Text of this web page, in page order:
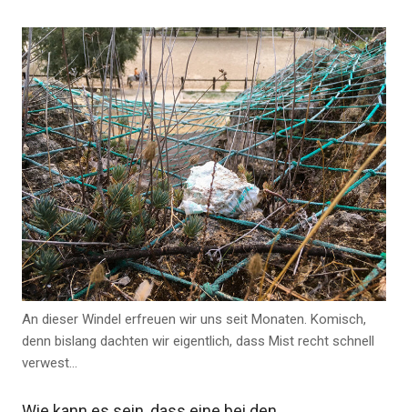
An dieser Windel erfreuen wir uns seit Monaten. Komisch,
denn bislang dachten wir eigentlich, dass Mist recht schnell
verwest…